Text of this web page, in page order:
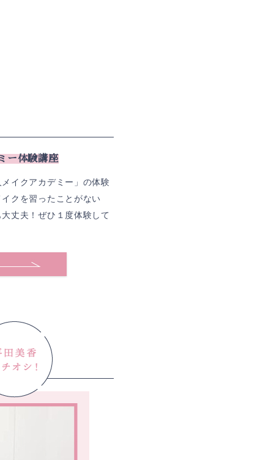
ー体験講座
イクアカデミー」の体験
クを習ったことがない
丈夫！ぜひ１度体験して